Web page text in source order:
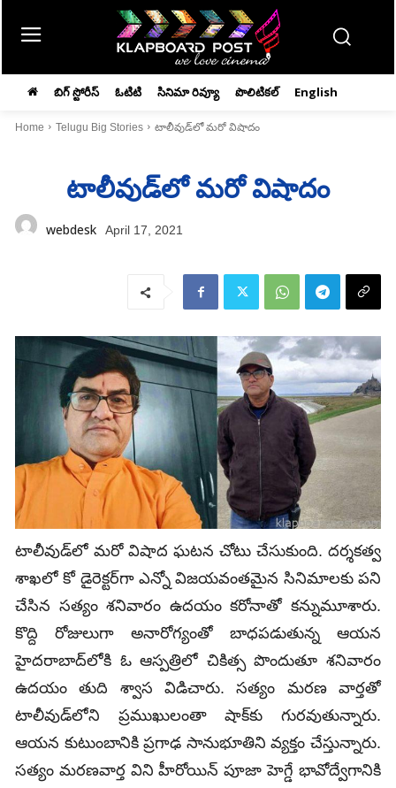
బిగ్ స్టోరీస్ ఓటిటి సినిమా రివ్యూ పొలిటికల్ English
Home Telugu Big Stories టాలీవుడ్‌లో మరో విషాదం
టాలీవుడ్‌లో మరో విషాదం
webdesk April 17, 2021
టాలీవుడ్‌లో మరో విషాద ఘటన చోటు చేసుకుంది. దర్శకత్వ
శాఖలో కో డైరెక్టర్‌గా ఎన్నో విజయవంతమైన సినిమాలకు పని
చేసిన సత్యం శనివారం ఉదయం కరోనాతో కన్నుమూశారు.
కొద్ది రోజులుగా అనారోగ్యంతో బాధపడుతున్న ఆయన
హైదరాబాద్‌లోకి ఓ ఆస్పత్రిలో చికిత్స పొందుతూ శనివారం
ఉదయం తుది శ్వాస విడిచారు. సత్యం మరణ వార్తతో
టాలీవుడ్‌లోని ప్రముఖులంతా షాక్‌కు గురవుతున్నారు.
ఆయన కుటుంబానికి ప్రగాఢ సానుభూతిని వ్యక్తం చేస్తున్నారు.
సత్యం మరణవార్త విని హీరోయిన్‌ పూజా హెగ్డే భావోద్వేగానికి